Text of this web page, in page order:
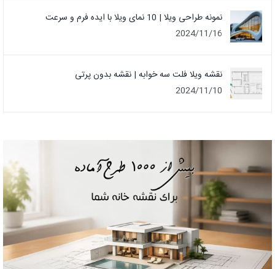
نمونه طراحی ویلا | 10 نمای ویلا با ایده فرم و سرعت
2024/11/16
نقشه ویلا فلت سه خوابه | نقشه بدون پرتی
2024/11/10